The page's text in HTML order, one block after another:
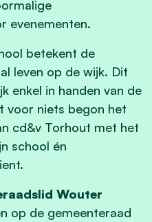
evenementen.
betekent de
leven op de wijk. Dit
enkel in handen van de
voor niets begon het
cd&v Torhout met het
school én
Wouter
op de gemeenteraad